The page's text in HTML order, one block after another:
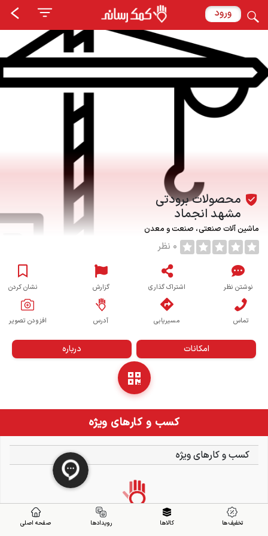
ورود
محصولات برودتی
مشهد انجماد
ماشین آلات صنعتی صنعت و معدن
0 نظر
نوشتن نظر اشتراک گذاری گزارش نشان کردن
تماس مسیریابی آدرس افزودن تصویر
امکانات درباره
کسب و کارهای ویژه
کسب و کارهای ویژه
تخفیف ها کالاها رویدادها صفحه اصلی